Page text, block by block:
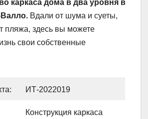
каркаса дома в два уровня в
Вдали от шума и суеты,
пляжа, здесь вы можете
свои собственные
ИТ-2022019
Конструкция каркаса